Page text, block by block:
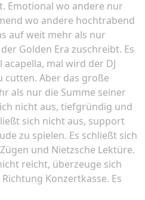
Emotional wo andere nur
wo andere hochtrabend
auf weit mehr als nur
Golden Era zuschreibt. Es
mal wird der DJ
cutten. Aber das große
als nur die Summe seiner
nicht aus, tiefgründig und
sich nicht aus, support
zu spielen. Es schließt sich
und Nietzsche Lektüre.
reicht, überzeuge sich
Konzertkasse. Es